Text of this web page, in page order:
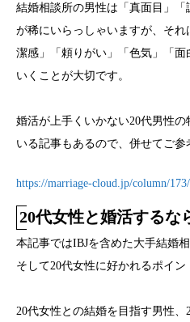
結婚相談所の男性は「真面目」
が稀にいらっしゃいますが、そ
潔感」「頼りがい」「色気」「
いくことが大切です。
婚活が上手くいかない20代男性
いる記事もあるので、併せてご参
https://marriage-cloud.jp/column/173/
20代女性と婚活するな
本記事ではIBJを含めた大手結婚
そして20代女性に好かれるポイン
20代女性との結婚を目指す男性、